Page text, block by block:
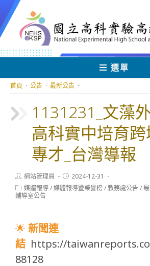
轉
至
要
容
選單
1131231_文藻
高科實中培育
專才_台灣導報
首頁 · 公告 · 最新公告 ·
Post
author:
網站管理員
Post
published:
2024-12-31
Post
category:
媒體報導/媒體報導暨榮譽榜/教務處公告/
輔導室公告
🌟 新聞連
結 https://
88128